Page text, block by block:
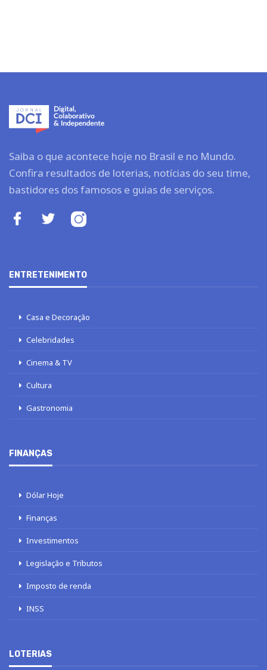
Saiba o que acontece hoje no Brasil e no Mundo.
Confira resultados de loterias, notícias do seu time,
bastidores dos famosos e guias de serviços.
ENTRETENIMENTO
Casa e Decoração
Celebridades
Cinema & TV
Cultura
Gastronomia
FINANÇAS
Dólar Hoje
Finanças
Investimentos
Legislação e Tributos
Imposto de renda
INSS
LOTERIAS